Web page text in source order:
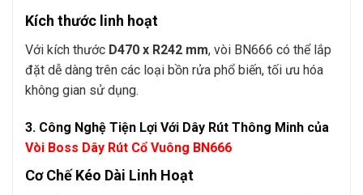
Kích thước linh hoạt
Với kích thước D470 x R242 mm, vòi BN666 có thể lắp
đặt dễ dàng trên các loại bồn rửa phổ biến, tối ưu hóa
không gian sử dụng.
3. Công Nghệ Tiện Lợi Với Dây Rút Thông Minh của
Vòi Boss Dây Rút Cổ Vuông BN666
Cơ Chế Kéo Dài Linh Hoạt